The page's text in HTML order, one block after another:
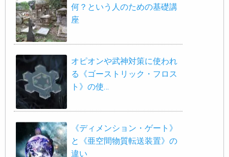
何？という人のための基礎講
座
オピオンや武神対策に使われ
る《ゴーストリック・フロス
ト》の使…
《ディメンション・ゲート》
と《亜空間物質転送装置》の
違い